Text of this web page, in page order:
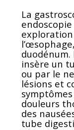
La
insère un
ou par le
lésions et
douleurs
des
tube